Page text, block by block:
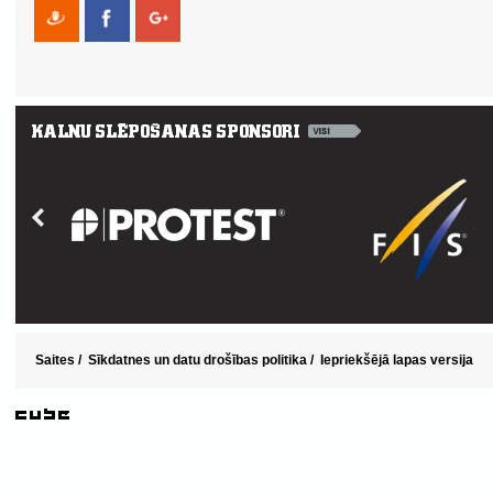
Saites / Sīkdatnes un datu drošības politika / Iepriekšējā lapas versija